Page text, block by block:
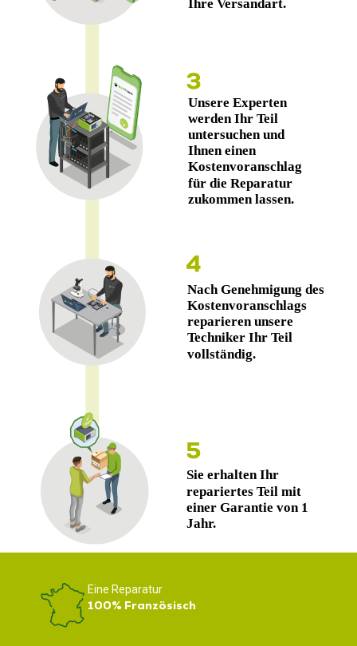
Eine Reparatur
100% Französisch